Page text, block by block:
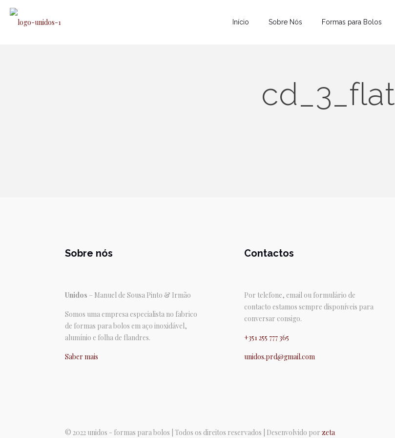
Início Sobre Nós Formas para Bolos
cd_3_flat
Sobre nós
Unidos – Manuel de Sousa Pinto & Irmão
Somos uma empresa especialista no fabrico
de formas para bolos em aço inoxidável,
alumínio e folha de flandres.
Saber mais
Contactos
Por telefone, email ou formulário de
contacto estamos sempre disponíveis para
conversar consigo.
+351 255 777 365
unidos.prd@gmail.com
© 2022 unidos - formas para bolos | Todos os direitos reservados | Desenvolvido por zeta